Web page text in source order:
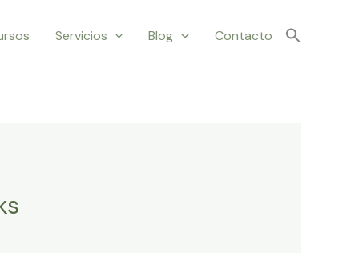
Servicios Blog Contacto